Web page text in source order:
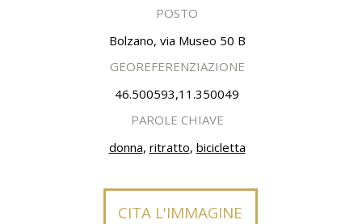
POSTO
Bolzano, via Museo 50 B
GEOREFERENZIAZIONE
46.500593,11.350049
PAROLE CHIAVE
donna, ritratto, bicicletta
CITA L'IMMAGINE